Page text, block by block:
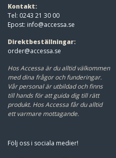
Lev. adress:
Accessa AB
Faluvägen 30
Sitemap
Snabblänkar
Tillbehör Grindar
Garageportöppnare
Grindöppnare
Produktkatalog grindar
Beställ offert